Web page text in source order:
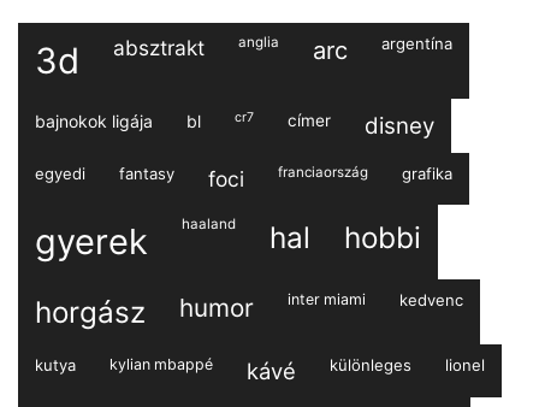
3d absztrakt anglia arc argentína
bajnokok ligája bl cr7 címer disney
egyedi fantasy foci franciaország grafika
gyerek haaland hal hobbi
horgász humor inter miami kedvenc
kutya kylian mbappé kávé különleges lionel